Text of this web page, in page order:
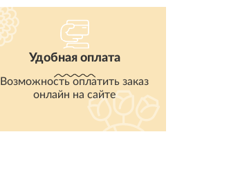
Удобная оплата
Возможность оплатить заказ
онлайн на сайте